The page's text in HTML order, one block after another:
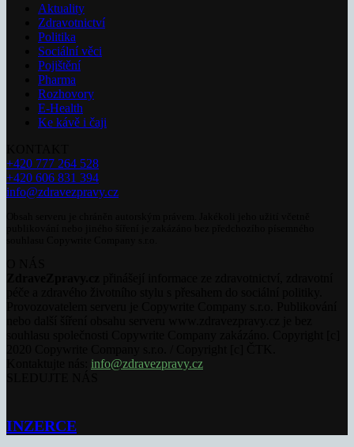
Aktuality
Zdravotnictví
Politika
Sociální věci
Pojištění
Pharma
Rozhovory
E-Health
Ke kávě i čaji
+420 777 264 528
+420 606 831 394
info@zdravezpravy.cz
info@zdravezpravy.cz
INZERCE